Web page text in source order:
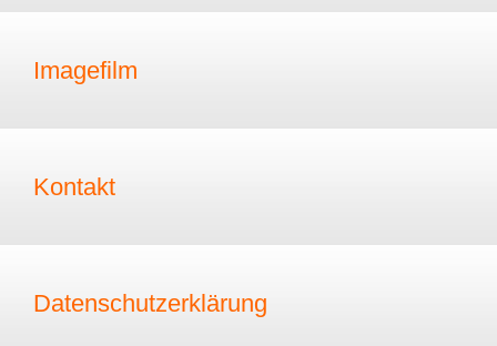
Imagefilm
Kontakt
Datenschutzerklärung